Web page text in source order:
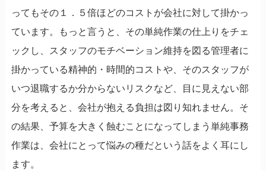
ってもその１．５倍ほどのコストが会社に対して掛かっ
ています。もっと言うと、その単純作業の仕上りをチェ
ックし、スタッフのモチベーション維持を図る管理者に
掛かっている精神的・時間的コストや、そのスタッフが
いつ退職するか分からないリスクなど、目に見えない部
分を考えると、会社が抱える負担は図り知れません。そ
の結果、予算を大きく蝕むことになってしまう単純事務
作業は、会社にとって悩みの種だという話をよく耳にし
ます。